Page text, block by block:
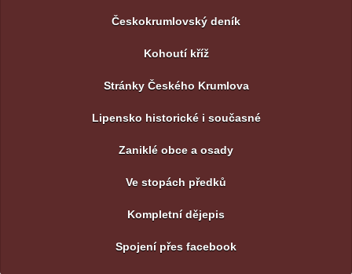
Českokrumlovský deník
Kohoutí kříž
Stránky Českého Krumlova
Lipensko historické i současné
Zaniklé obce a osady
Ve stopách předků
Kompletní dějepis
Spojení přes facebook